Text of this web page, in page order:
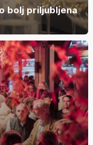
bolj priljubljena